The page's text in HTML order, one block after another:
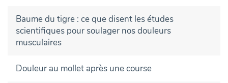
Baume du tigre : ce que disent les études
scientifiques pour soulager nos douleurs
musculaires
Douleur au mollet après une course